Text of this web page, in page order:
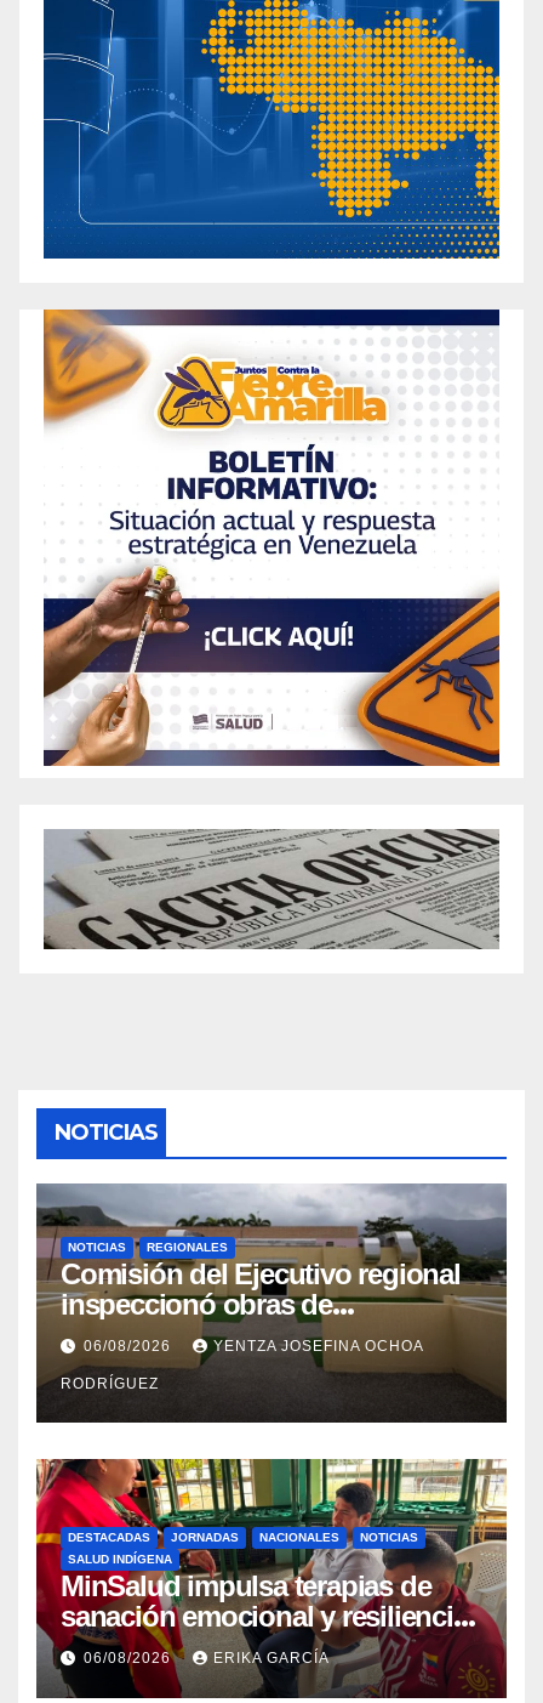
NOTICIAS
NOTICIAS REGIONALES
Comisión del Ejecutivo regional
inspeccionó obras de
recuperación en la Maternidad
Integral Aragua
06/08/2026 YENTZA JOSEFINA OCHOA
RODRÍGUEZ
DESTACADAS JORNADAS NACIONALES
NOTICIAS
SALUD INDÍGENA
MinSalud impulsa terapias de
sanación emocional y resiliencia
post-sismo junto a comunidades
indígenas en Caracas
06/08/2026 ERIKA GARCÍA